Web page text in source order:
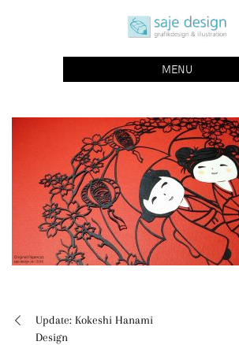
saje design bonn
grafikdesign | buchgestaltung |
MENU
Beitragsnavigation
Update: Kokeshi Hanami
Design